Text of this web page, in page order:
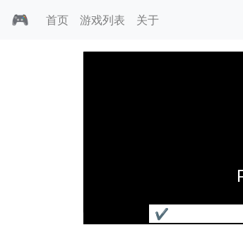
🎮 首页 游戏列表 关于
✔